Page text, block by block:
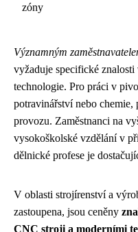
zóny
Významným
vyžaduje specifické
technologie. Pro práci v
potravinářství nebo chemie,
provozu. Zaměstnanci na
vysokoškolské vzdělání v
dělnické profese je
V oblasti strojírenství a
zastoupena, jsou ceněny
CNC stroji a moderními